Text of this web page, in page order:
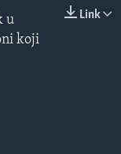
Link
u
koji